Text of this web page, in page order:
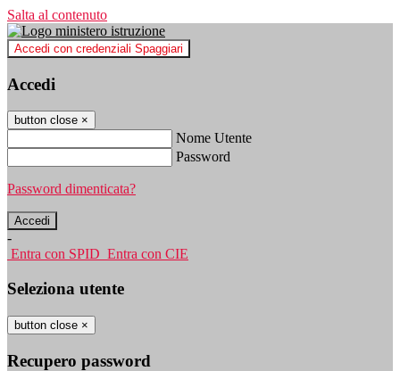
Salta al contenuto
Accedi con credenziali Spaggiari
Accedi
button close ×
Nome Utente
Password
Password dimenticata?
-
Entra con SPID Entra con CIE
Seleziona utente
button close ×
Recupero password